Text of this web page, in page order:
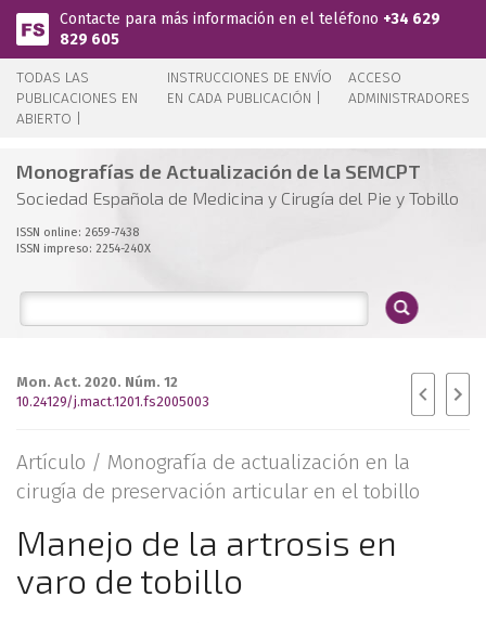
Pasar al contenido principal
Contacte para más información en el teléfono +34 629
829 605
TODAS LAS
PUBLICACIONES EN
ABIERTO |
INSTRUCCIONES DE ENVÍO
EN CADA PUBLICACIÓN |
ACCESO
ADMINISTRADORES
Monografías de Actualización de la SEMCPT
Sociedad Española de Medicina y Cirugía del Pie y Tobillo
ISSN online: 2659-7438
ISSN impreso: 2254-240X
Mon. Act. 2020. Núm. 12
10.24129/j.mact.1201.fs2005003
Artículo / Monografía de actualización en la
cirugía de preservación articular en el tobillo
Manejo de la artrosis en
varo de tobillo